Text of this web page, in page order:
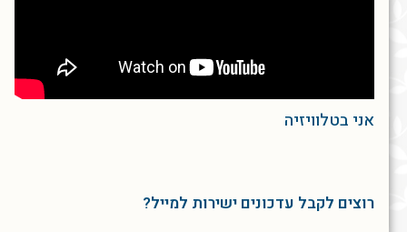
אני בטלוויזיה
רוצים לקבל עדכונים ישירות למייל?